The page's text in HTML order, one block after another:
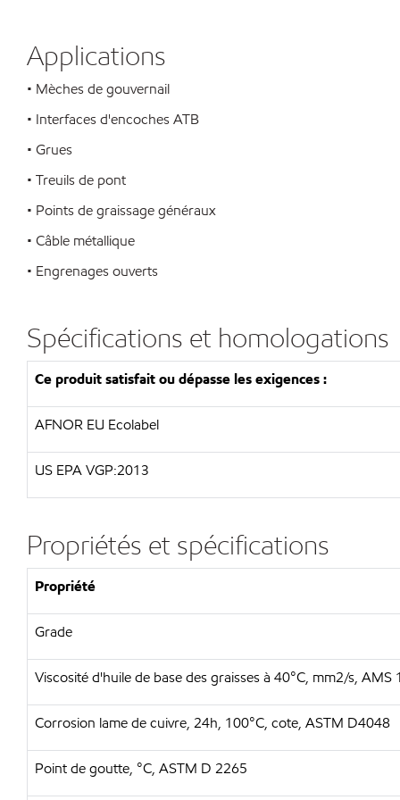
Applications
• Mèches de gouvernail
• Interfaces d'encoches ATB
• Grues
• Treuils de pont
• Points de graissage généraux
• Câble métallique
• Engrenages ouverts
Spécifications et homologations
Ce produit satisfait ou dépasse les exigences :
AFNOR EU Ecolabel
US EPA VGP:2013
Propriétés et spécifications
Propriété
Grade
Viscosité d'huile de base des graisses à 40°C, mm2/s, AMS
Corrosion lame de cuivre, 24h, 100°C, cote, ASTM D4048
Point de goutte, °C, ASTM D 2265